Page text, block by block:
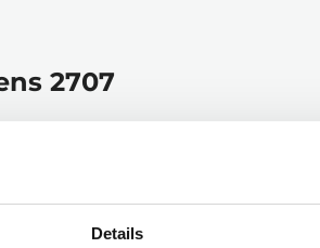
Details
2707
Becken- Blase-Prostata.